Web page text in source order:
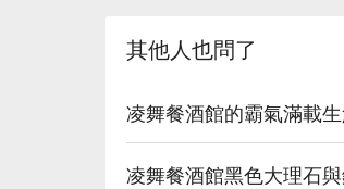
🥤 特色飲品
【紅白酒】果香濃郁，層次豐
【啤酒】清爽解渴，泡沫綿密
【清酒】口感純淨，香氣怡人
【果實酒】果香濃郁，甜美順
其他人也問了
凌舞餐酒館的霸氣滿載
凌舞餐酒館黑色大理石